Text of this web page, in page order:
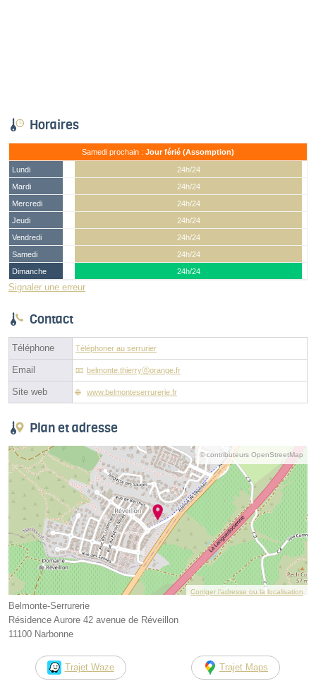
Horaires
Samedi prochain : Jour férié (Assomption)
Lundi
24h/24
Mardi
24h/24
Mercredi
24h/24
Jeudi
24h/24
Vendredi
24h/24
Samedi
24h/24
Dimanche
24h/24
Signaler une erreur
Contact
Téléphone Téléphoner au serrurier
Email belmonte.thierryⓐorange.fr
Site web www.belmonteserrurerie.fr
Plan et adresse
© contributeurs OpenStreetMap
Corriger l’adresse ou la localisation
Belmonte-Serrurerie
Résidence Aurore 42 avenue de Réveillon
11100 Narbonne
Trajet Waze Trajet Maps